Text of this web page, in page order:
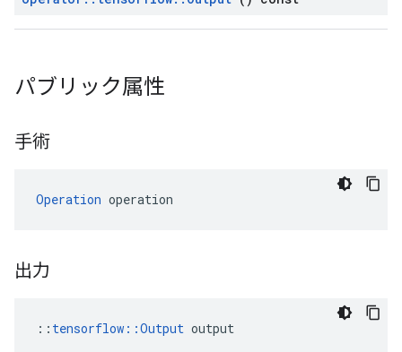
パブリック属性
手術
Operation operation
出力
:: tensorflow::Output output